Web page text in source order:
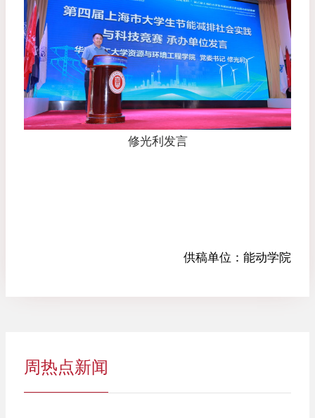
修光利发言
供稿单位： 能动学院
周热点新闻